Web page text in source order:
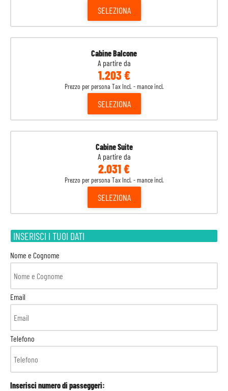
SELEZIONA
Cabine Balcone
A partire da
1.203 €
Prezzo per persona Tax Incl. - mance incl.
SELEZIONA
Cabine Suite
A partire da
2.031 €
Prezzo per persona Tax Incl. - mance incl.
SELEZIONA
INSERISCI I TUOI DATI
Nome e Cognome
Email
Telefono
Inserisci numero di passeggeri: